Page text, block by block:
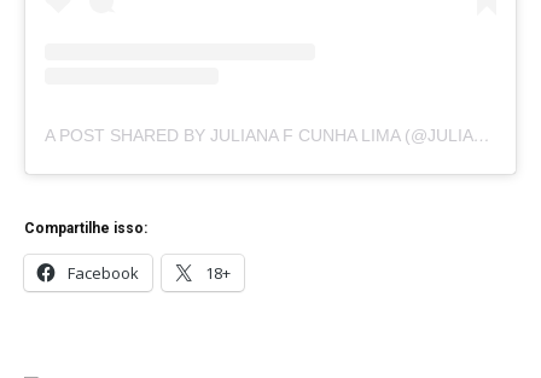
A POST SHARED BY JULIANA F CUNHA LIMA (@JULIANAFCUNHALIMA)
Compartilhe isso:
Facebook 18+